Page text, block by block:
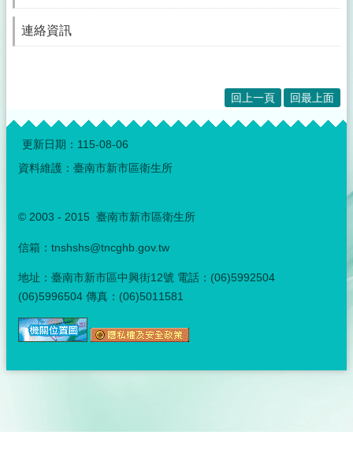
連絡資訊
回上一頁 回最上面
:::
更新日期： 115-08-06
資料維護：臺南市新市區衛生所
© 2003 - 2015 臺南市新市區衛生所
信箱：tnshshs@tncghb.gov.tw
地址：臺南市新市區中興街12號 電話：(06)5992504
(06)5996504 傳真：(06)5011581